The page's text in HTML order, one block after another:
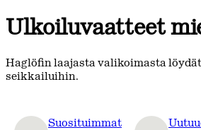
Ulkoiluvaatteet
Haglöfin laajasta valikoimasta
seikkailuihin.
Suosituimmat